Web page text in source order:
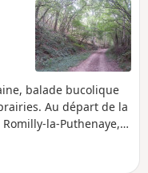
balade bucolique
Au départ de la
la-Puthenaye,
Moulin de